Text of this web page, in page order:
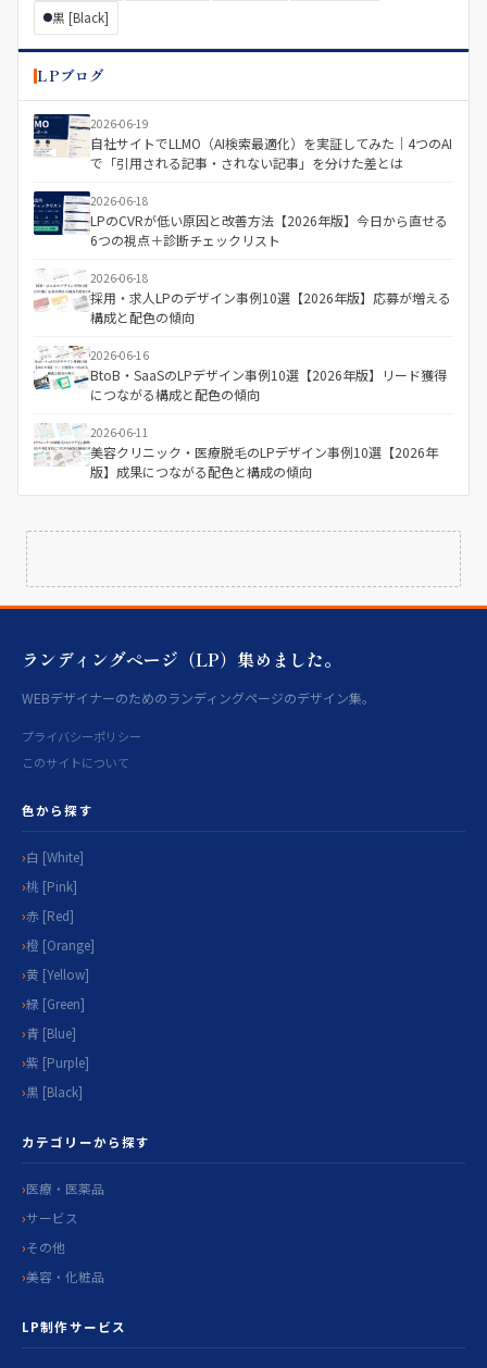
黒 [Black]
LPブログ
2026-06-19
自社サイトでLLMO（AI検索最適化）を実証してみた｜4つのAI
で「引用される記事・されない記事」を分けた差とは
2026-06-18
LPのCVRが低い原因と改善方法【2026年版】今日から直せる
6つの視点＋診断チェックリスト
2026-06-18
採用・求人LPのデザイン事例10選【2026年版】応募が増える
構成と配色の傾向
2026-06-16
BtoB・SaaSのLPデザイン事例10選【2026年版】リード獲得
につながる構成と配色の傾向
2026-06-11
美容クリニック・医療脱毛のLPデザイン事例10選【2026年
版】成果につながる配色と構成の傾向
ランディングページ（LP）集めました。
WEBデザイナーのためのランディングページのデザイン集。
プライバシーポリシー
このサイトについて
色から探す
白 [White]
桃 [Pink]
赤 [Red]
橙 [Orange]
黄 [Yellow]
緑 [Green]
青 [Blue]
紫 [Purple]
黒 [Black]
カテゴリーから探す
医療・医薬品
サービス
その他
美容・化粧品
LP制作サービス